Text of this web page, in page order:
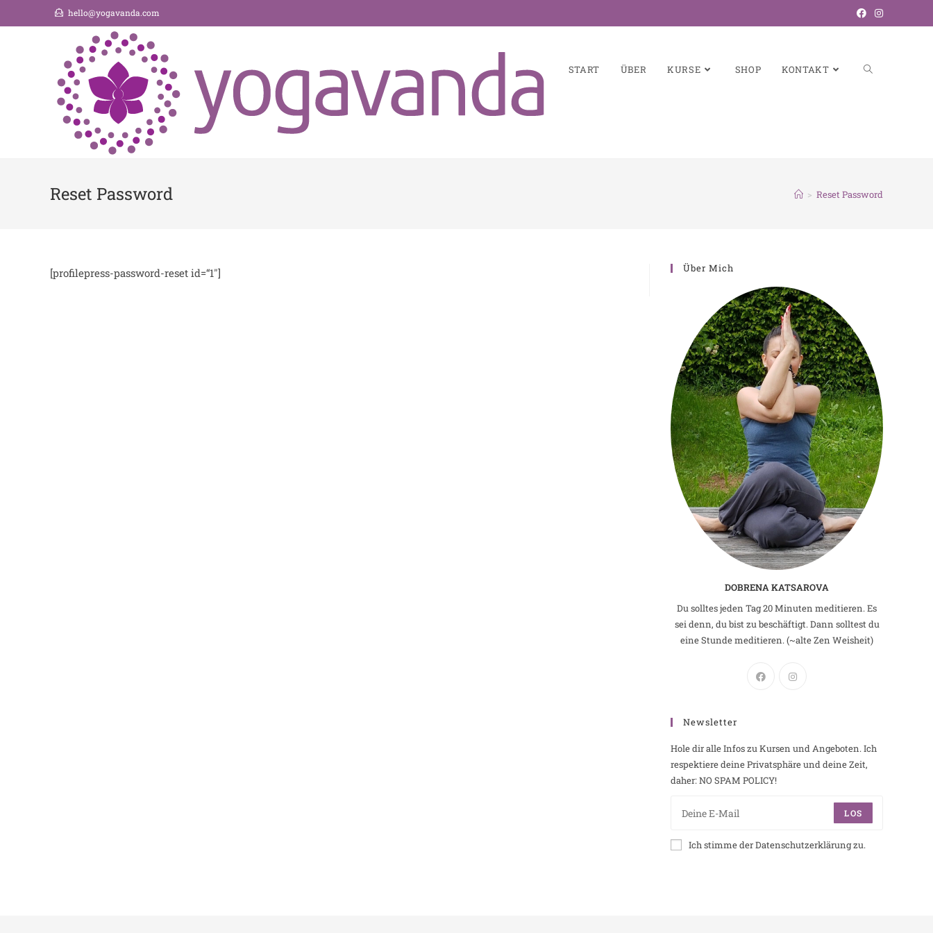
hello@yogavanda.com
START ÜBER KURSE SHOP KONTAKT
Reset Password > Reset Password
[profilepress-password-reset id=“1″] Über Mich
DOBRENA KATSAROVA
Du solltes jeden Tag 20 Minuten meditieren. Es
sei denn, du bist zu beschäftigt. Dann solltest du
eine Stunde meditieren. (~alte Zen Weisheit)
Newsletter
Hole dir alle Infos zu Kursen und Angeboten. Ich
respektiere deine Privatsphäre und deine Zeit,
daher: NO SPAM POLICY!
LOS
Ich stimme der Datenschutzerklärung zu.